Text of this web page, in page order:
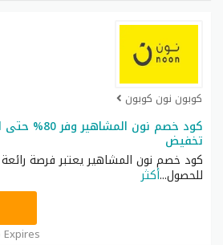
كوبون نون كوبون
كود خصم نون
تخفيض
كود خصم نون المشاهير يعتبر فرصة
للحصول...أكثر
Expires